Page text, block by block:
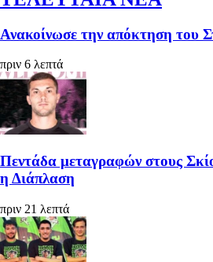
Ανακοίνωσε την απόκτηση του
πριν 6 λεπτά
Πεντάδα μεταγραφών στους
η Διάπλαση
πριν 21 λεπτά